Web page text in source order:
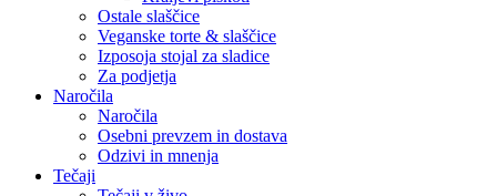
Ostale slaščice
Veganske torte & slaščice
Izposoja stojal za sladice
Za podjetja
Naročila
Naročila
Osebni prevzem in dostava
Odzivi in mnenja
Tečaji